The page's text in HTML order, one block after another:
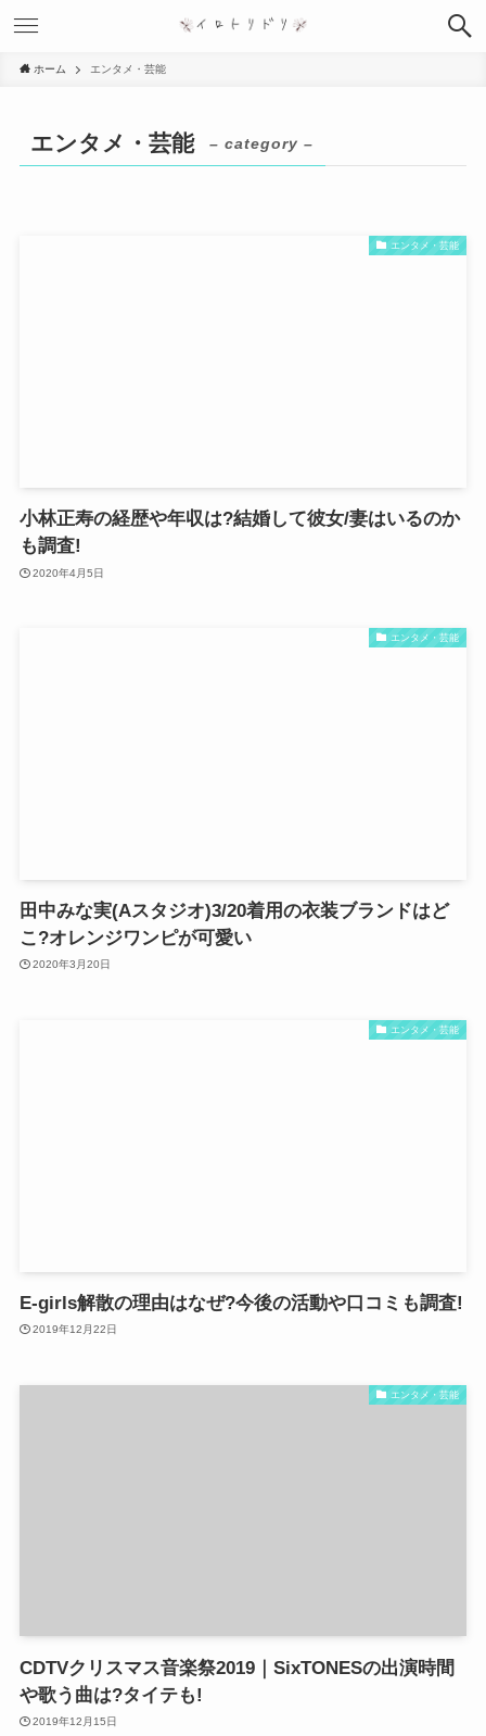
ホーム エンタメ・芸能
エンタメ・芸能 – category –
エンタメ・芸能
小林正寿の経歴や年収は?結婚して彼女/妻はいるのか
も調査!
2020年4月5日
エンタメ・芸能
田中みな実(Aスタジオ)3/20着用の衣装ブランドはど
こ?オレンジワンピが可愛い
2020年3月20日
エンタメ・芸能
E-girls解散の理由はなぜ?今後の活動や口コミも調査!
2019年12月22日
エンタメ・芸能
CDTVクリスマス音楽祭2019｜SixTONESの出演時間
や歌う曲は?タイテも!
2019年12月15日